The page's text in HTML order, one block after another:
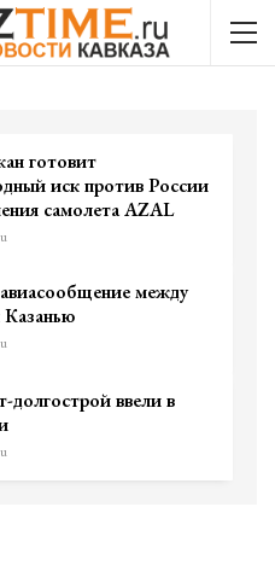
готовит
иск против России
самолета AZAL
между
долгострой ввели в